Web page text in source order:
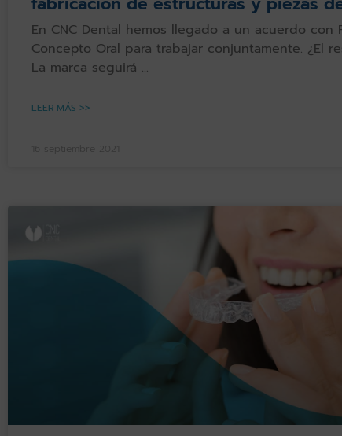
En CNC Dental hemos llegado a un acuerdo con
Concepto Oral para trabajar conjuntamente. ¿El
La marca seguirá
LEER MÁS >>
16 septiembre 2021